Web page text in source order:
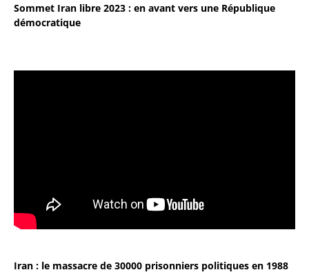
Sommet Iran libre 2023 : en avant vers une République
démocratique
Iran : le massacre de 30000 prisonniers politiques en 1988